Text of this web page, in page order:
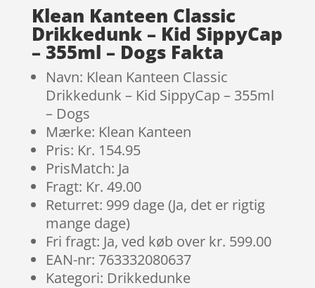
Klean Kanteen Classic
Drikkedunk – Kid SippyCap
– 355ml – Dogs Fakta
Navn: Klean Kanteen Classic
Drikkedunk – Kid SippyCap – 355ml
– Dogs
Mærke: Klean Kanteen
Pris: Kr. 154.95
PrisMatch: Ja
Fragt: Kr. 49.00
Returret: 999 dage (Ja, det er rigtig
mange dage)
Fri fragt: Ja, ved køb over kr. 599.00
EAN-nr: 763332080637
Kategori: Drikkedunke